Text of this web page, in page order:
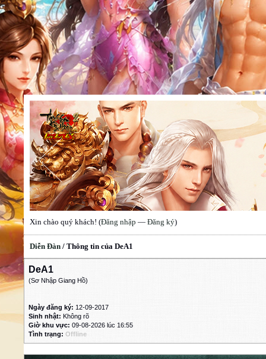
Xin chào quý khách! (Đăng nhập — Đăng ký)
Diễn Đàn / Thông tin của DeA1
DeA1
(Sơ Nhập Giang Hồ)
Ngày đăng ký: 12-09-2017
Sinh nhật: Không rõ
Giờ khu vực: 09-08-2026 lúc 16:55
Tình trạng: Offline